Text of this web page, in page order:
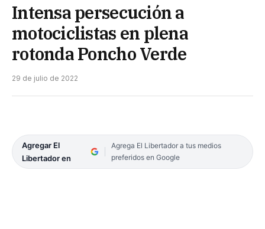
Intensa persecución a
motociclistas en plena
rotonda Poncho Verde
29 de julio de 2022
Agregar El
Libertador en
Agrega El Libertador a tus medios
preferidos en Google